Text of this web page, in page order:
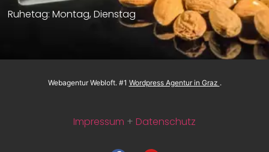
Ruhetag: Montag, Dienstag
Webagentur Webloft. #1 Wordpress Agentur in Graz .
Impressum + Datenschutz